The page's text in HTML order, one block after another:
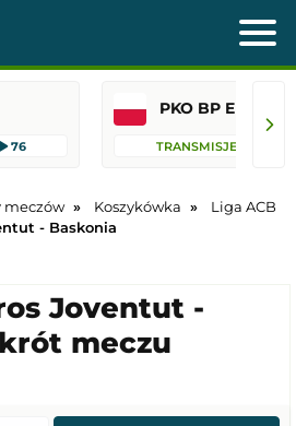
76 TRANSMISJE
meczów Koszykówka
Liga ACB
- Baskonia
Joventut -
meczu